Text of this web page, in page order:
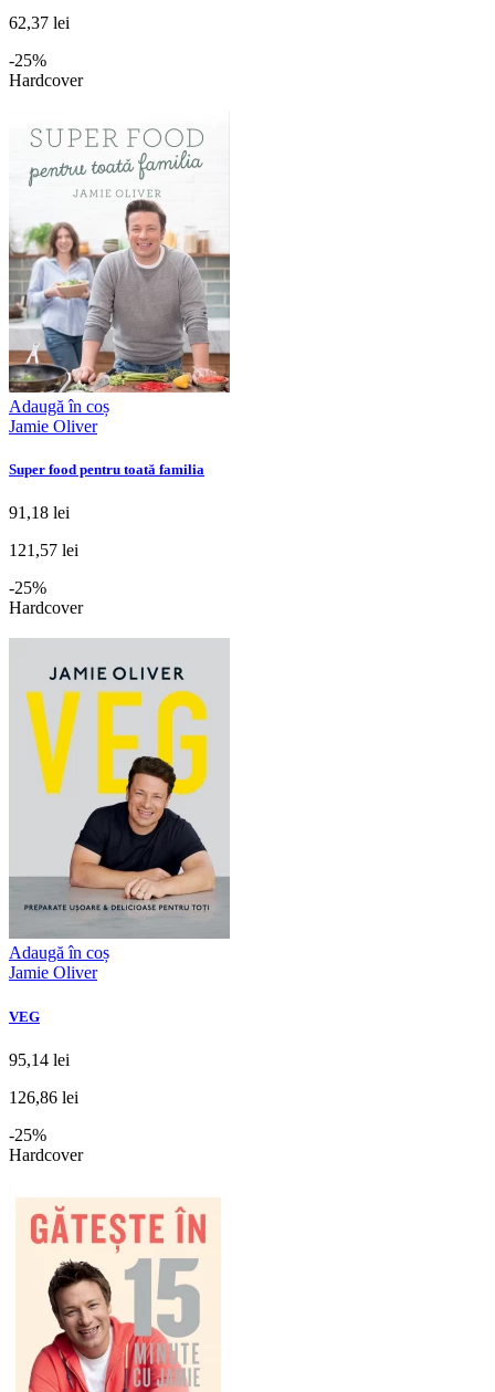
62,37 lei
-25%
Hardcover
Adaugă în coș
Jamie Oliver
Super food pentru toată familia
91,18 lei
121,57 lei
-25%
Hardcover
Adaugă în coș
Jamie Oliver
VEG
95,14 lei
126,86 lei
-25%
Hardcover